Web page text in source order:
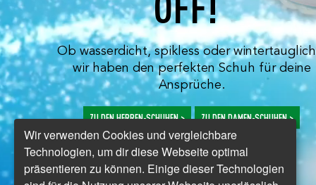
Ob wasserdicht, spikless oder
wir haben den perfekten Schuh für deine
Ansprüche.
ZU DEN HERREN-SCHUHEN > ZU DEN DAMEN-SCHUHEN >
Wir verwenden Cookies und vergleichbare
Technologien, um dir diese Webseite optimal
präsentieren zu können. Einige dieser Technologien